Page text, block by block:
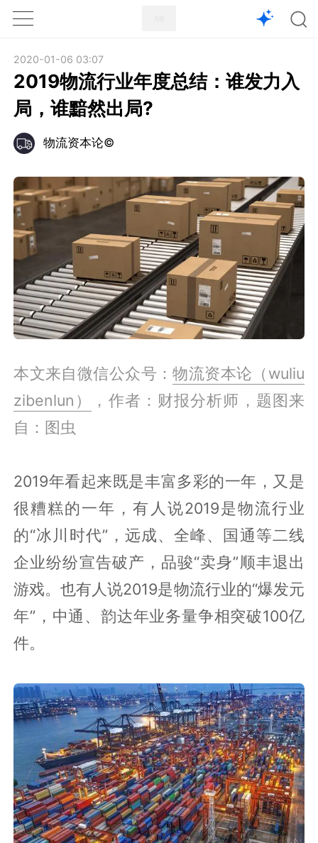
1X
2020-01-06 03:07
2019物流行业年度总结：谁发力入
局，谁黯然出局?
物流资本论©
本文来自微信公众号：物流资本论（wuliu
zibenlun）
，作者：财报分析师，题图来
自：图虫
2019年看起来既是丰富多彩的一年，又是
很糟糕的一年，有人说2019是物流行业
的“冰川时代”，远成、全峰、国通等二线
企业纷纷宣告破产，品骏“卖身”顺丰退出
游戏。也有人说2019是物流行业的“爆发元
年”，中通、韵达年业务量争相突破100亿
件。